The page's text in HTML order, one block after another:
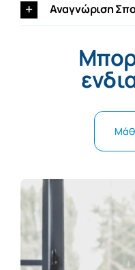
Αναγνώριση